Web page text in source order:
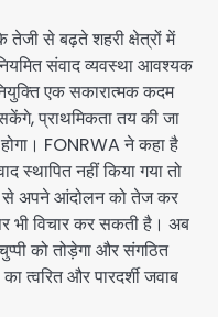
तेजी से बढ़ते शहरी क्षेत्रों में
संवाद व्यवस्था आवश्यक
एक सकारात्मक कदम
प्राथमिकता तय की जा
FONRWA ने कहा है
स्थापित नहीं किया गया तो
से अपने आंदोलन को तेज कर
भी विचार कर सकती है। अब
को तोड़ेगा और संगठित
त्वरित और पारदर्शी जवाब